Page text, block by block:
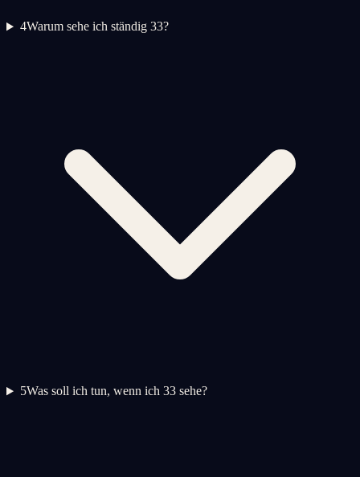
4Warum sehe ich ständig 33?
5Was soll ich tun, wenn ich 33 sehe?